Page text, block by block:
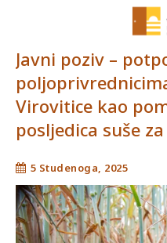
Javni poziv –
Virovitice kao
posljedica suše
5 Studenoga, 2025